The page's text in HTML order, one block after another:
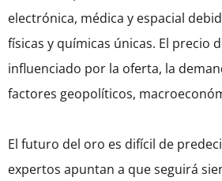
electrónica, médica y espacial
físicas y químicas únicas. El precio
influenciado por la oferta, la
factores geopolíticos,
El futuro del oro es difícil de
expertos apuntan a que seguirá